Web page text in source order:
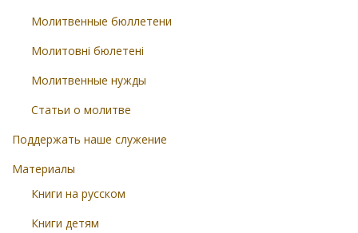
Молитвенные бюллетени
Молитовні бюлетені
Молитвенные нужды
Статьи о молитве
Поддержать наше служение
Материалы
Книги на русском
Книги детям